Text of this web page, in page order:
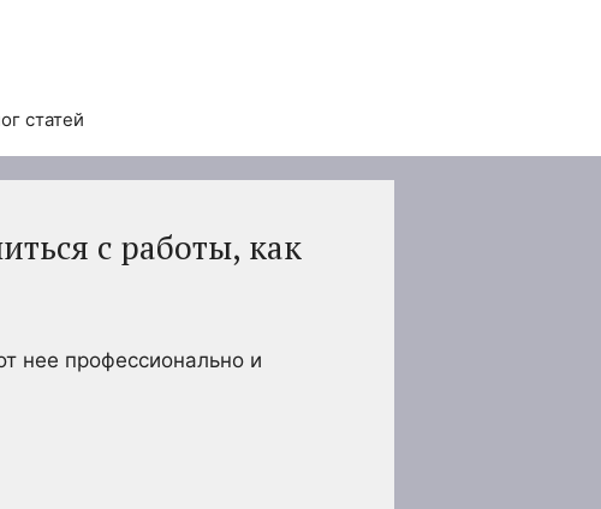
статей
с работы, как
нее профессионально и